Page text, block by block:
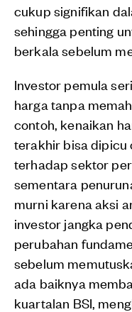
cukup signifikan
sehingga penting
berkala sebelum
Investor pemula
harga tanpa
contoh, kenaikan
terakhir bisa dipicu
terhadap sektor
sementara
murni karena aksi
investor jangka
perubahan
sebelum
ada baiknya
kuartalan BSI,